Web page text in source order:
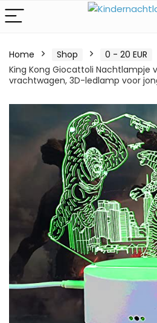
Home Shop 0 - 20 EUR
King Kong Giocattoli Nachtlampje
vrachtwagen, 3D-ledlamp voor